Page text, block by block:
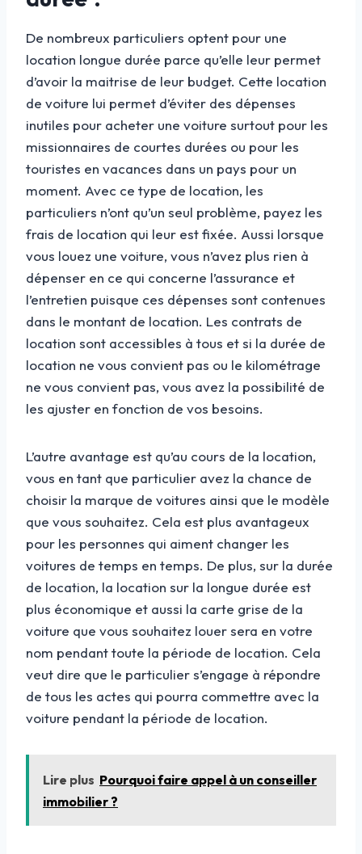
De nombreux particuliers optent pour une
location longue durée parce qu’elle leur permet
d’avoir la maitrise de leur budget. Cette location
de voiture lui permet d’éviter des dépenses
inutiles pour acheter une voiture surtout pour les
missionnaires de courtes durées ou pour les
touristes en vacances dans un pays pour un
moment. Avec ce type de location, les
particuliers n’ont qu’un seul problème, payez les
frais de location qui leur est fixée. Aussi lorsque
vous louez une voiture, vous n’avez plus rien à
dépenser en ce qui concerne l’assurance et
l’entretien puisque ces dépenses sont contenues
dans le montant de location. Les contrats de
location sont accessibles à tous et si la durée de
location ne vous convient pas ou le kilométrage
ne vous convient pas, vous avez la possibilité de
les ajuster en fonction de vos besoins.
L’autre avantage est qu’au cours de la location,
vous en tant que particulier avez la chance de
choisir la marque de voitures ainsi que le modèle
que vous souhaitez. Cela est plus avantageux
pour les personnes qui aiment changer les
voitures de temps en temps. De plus, sur la durée
de location, la location sur la longue durée est
plus économique et aussi la carte grise de la
voiture que vous souhaitez louer sera en votre
nom pendant toute la période de location. Cela
veut dire que le particulier s’engage à répondre
de tous les actes qui pourra commettre avec la
voiture pendant la période de location.
Lire plus Pourquoi faire appel à un conseiller
immobilier ?